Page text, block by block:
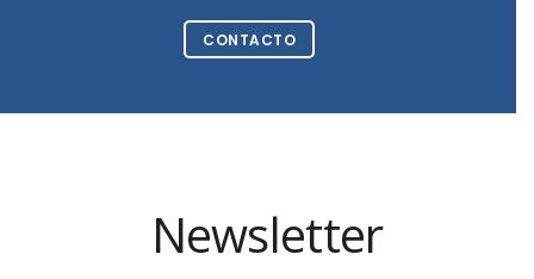
CONTACTO
Newsletter